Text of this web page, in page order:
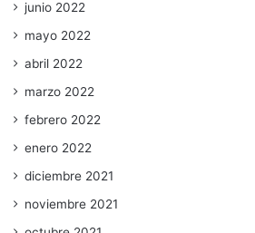
junio 2022
mayo 2022
abril 2022
marzo 2022
febrero 2022
enero 2022
diciembre 2021
noviembre 2021